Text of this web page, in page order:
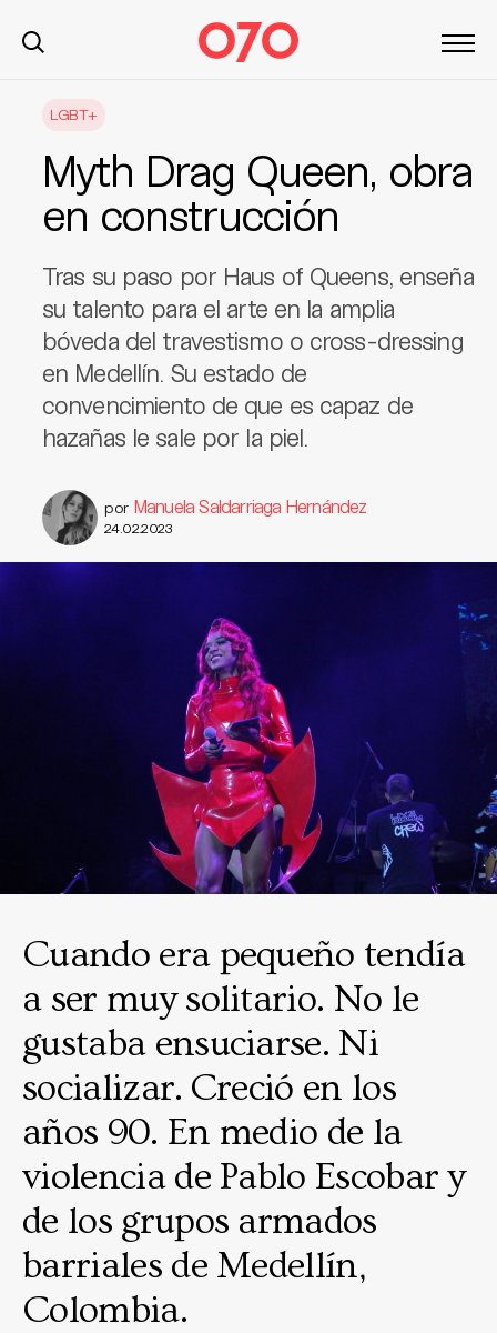
LGBT+
Myth Drag Queen, obra
en construcción
Tras su paso por Haus of Queens, enseña
su talento para el arte en la amplia
bóveda del travestismo o cross-dressing
en Medellín. Su estado de
convencimiento de que es capaz de
hazañas le sale por la piel.
por Manuela Saldarriaga Hernández
24.02.2023
Cuando era pequeño tendía
a ser muy solitario. No le
gustaba ensuciarse. Ni
socializar. Creció en los
años 90. En medio de la
violencia de Pablo Escobar y
de los grupos armados
barriales de Medellín,
Colombia.